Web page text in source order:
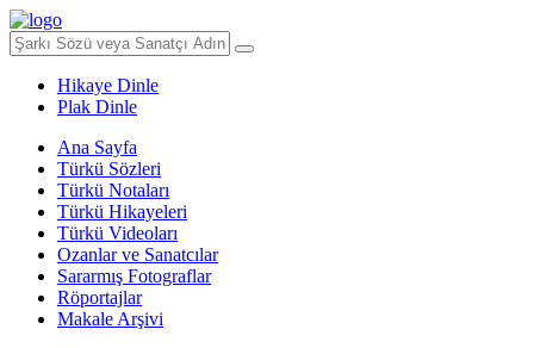
Hikaye Dinle
Plak Dinle
Ana Sayfa
Türkü Sözleri
Türkü Notaları
Türkü Hikayeleri
Türkü Videoları
Ozanlar ve Sanatcılar
Sararmış Fotograflar
Röportajlar
Makale Arşivi